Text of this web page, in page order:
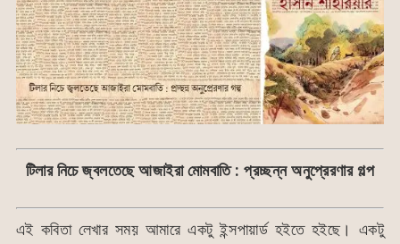
টিলার নিচে জ্বলতেছে আজাইরা মোমবাতি : প্রচ্ছন্ন অনুপ্রেরণার গল্প
এই কবিতা লেখার সময় আমারে একটু ইন্সপায়ার্ড হইতে হইছে। একটু